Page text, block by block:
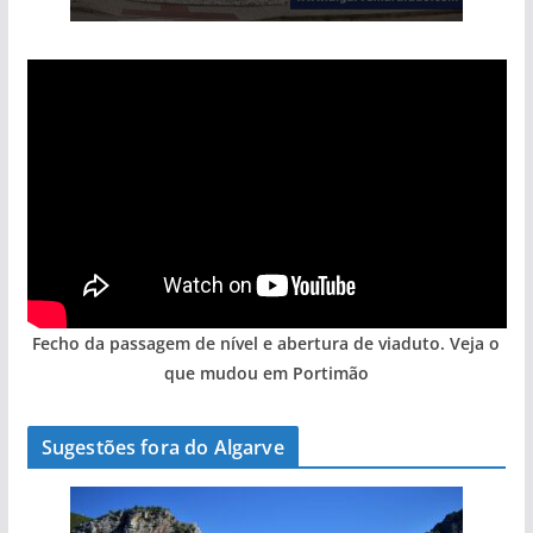
Fecho da passagem de nível e abertura de viaduto. Veja o
que mudou em Portimão
Sugestões fora do Algarve